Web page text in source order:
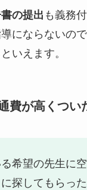
の提出 も義務
にならないの
いえます。
費が高くつい
希望の先生に
探してもらっ